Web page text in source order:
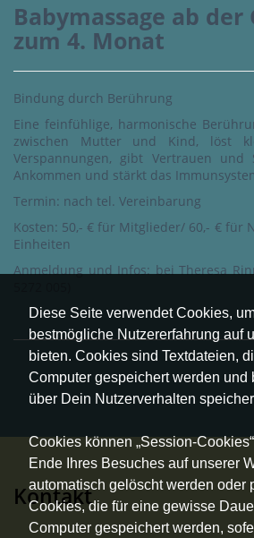
Diese Seite verwendet Cookies,
bestmögliche Nutzererfahrung auf
bieten. Cookies sind Textdateien,
Computer gespeichert werden und
über Dein Nutzerverhalten
Cookies können „Session-
Ende Ihres Besuches auf unserer
automatisch gelöscht werden oder
Cookies, die für eine gewisse
Computer gespeichert werden,
Babymassage ab der
zum 4. Monat
Bindung durch Berührung
Eine feinfühlige, harmonische
zwischen Mutter und Kind, löst
Verspannungen, gibt Vertrauen
Ankommen und stärkt das
Termin: nach tel. Vereinbarung
Kosten: 50,- € für Mitglieder/ 60,- € für
Einheiten
Anmeldung und Infos: bei Theresa
Kontakt